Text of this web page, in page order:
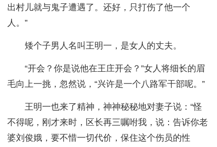
出村儿就与鬼子遭遇了。还好，只打伤了他一个
人。”
矮个子男人名叫王明一，是女人的丈夫。
“开会？你是说他在王庄开会？”女人将细长的眉
毛向上一挑，忽然说，“兴许是一个八路军干部呢。”
王明一也来了精神，神神秘秘地对妻子说：“怪
不得呢，刚才来时，区长再三嘱咐我，说：告诉你老
婆刘俊娥，要不惜一切代价，保住这个伤员的性